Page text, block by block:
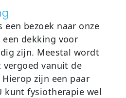
een bezoek naar onze
dekking voor
zijn. Meestal wordt
vanuit de
zijn een paar
kunt fysiotherapie wel